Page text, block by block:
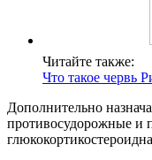
Читайте также:
Что такое червь
Дополнительно
противосудорожные и